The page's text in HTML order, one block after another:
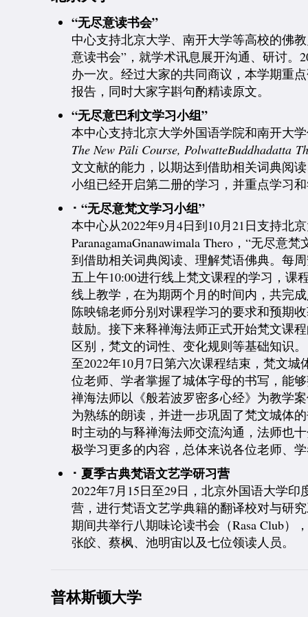
“无尽意读书会”
中心支持北京大学、南开大学等高校的佛
意读书会”，就学术讯息展开沟通、研讨。
办一次。经过大家的共同商议，本学期重
报告，同时大家字斟句酌精读原文。
“无尽意巴利文学习小组”
本中心支持北京大学外国语学院和南开大
The New Pāli Course, PolwatteBuddhadatta
文文献的能力，以期达到借助相关词典阅
小组已经开启第二册的学习，并重点学习
･ “无尽意梵文学习小组”
本中心从2022年9月4日到10月21日支持北
ParanagamaGnanawimala Thero，“无尽
到借助相关词典阅读、理解梵语佛典。每
五上午10:00进行线上梵文课程的学习，课
线上教学，在为期两个月的时间内，共完
陈映锦老师分别对课程学习的要求和预期
鼓励。接下来释禅海法师正式开始梵文课
区别，梵文的词性、变化规则等基础知识。
至2022年10月7日第六次课程结束，梵文
位老师、学者掌握了城体字母的书写，能
禅海法师以《般若波罗密多心经》为教学
为熟练的朗读，并进一步巩固了梵文城体
时主动的与释禅海法师交流沟通，法师也
极学习更多的内容，总体来说各位老师、
･ 夏季古典梵语文艺学研习营
2022年7月15日至29日，北京外国语大学
营，进行梵语文艺学典籍的翻译校对与研
期间共举行八期味论读书会（Rasa Club
张皎、蔡枫、池明宙以及七位领读人员。
普林斯顿大学